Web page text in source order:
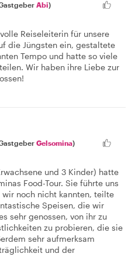
Abi)
Reiseleiterin für unsere
die Jüngsten ein, gestaltete
Tempo und hatte so viele
Wir haben ihre Liebe zur
Gelsomina)
und 3 Kinder) hatte
Food-Tour. Sie führte uns
wir noch nicht kannten, teilte
Speisen, die wir
sehr genossen, von ihr zu
zu probieren, die sie
sehr aufmerksam
und der